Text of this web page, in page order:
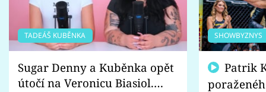
TADEÁŠ KUBĚNKA
Sugar Denny a Kuběnka opět
útočí na Veronicu Biasiol.
SHOWBYZNYS